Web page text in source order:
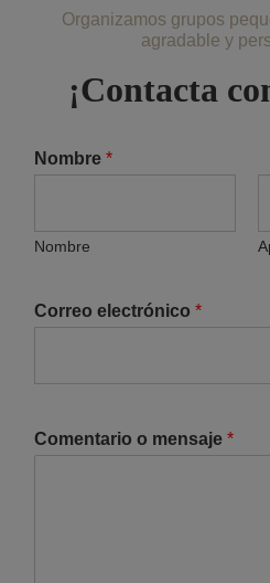
Organizamos grupos
agradable y
¡Contacta
Nombre *
Nombre
Correo electrónico *
Comentario o mensaje *